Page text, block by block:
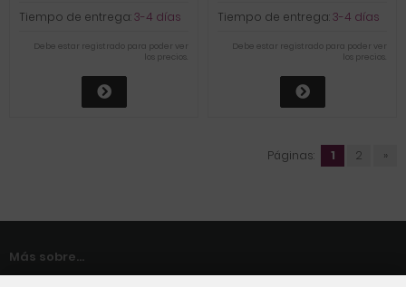
Tiempo de entrega:3-4 días
Debe estar registrado para poder ver
los precios.
Tiempo de entrega:3-4 días
Debe estar registrado para poder ver
los precios.
Páginas: 1 2 »
Más sobre...